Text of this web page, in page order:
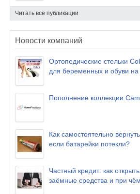
Читать все публикации
Новости компаний
Ортопедические стельки
для беременных и обуви на
Пополнение коллекции
Как самостоятельно
если батарейки потекли?
Частный кредит: как
заёмные средства и при